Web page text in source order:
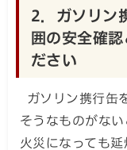
2．ガソリン
囲の安全確
ださい
ガソリン携行缶
そうなものがな
火災になっても